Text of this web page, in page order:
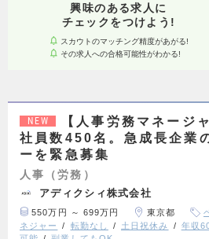
興味のある求人に
チェックをつけよう!
スカウトのマッチング精度があがる!
その求人への合格可能性がわかる!
NEW
【人事労務マネージ
社員数450名。急成長企業
ーを緊急募集
人事（労務）
アディクシィ株式会社
550万円 ～ 699万円 東京都
ネジャー
転勤なし 土日祝休み 年収